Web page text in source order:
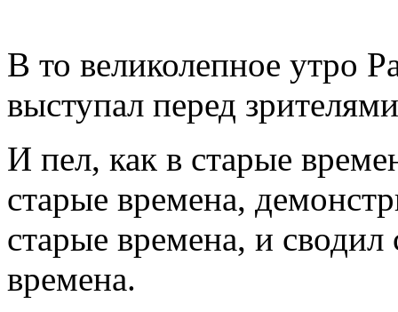
В то великолепное утро
выступал перед
И пел, как в старые
старые времена,
старые времена, и
времена.